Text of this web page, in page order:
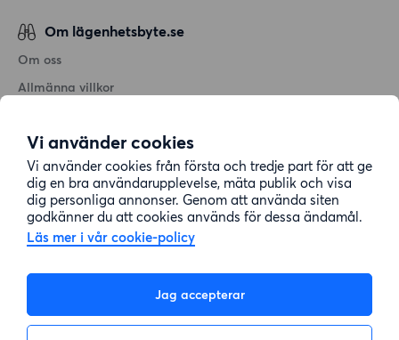
Vi använder cookies
Vi använder cookies från första och tredje part för att ge
dig en bra användarupplevelse, mäta publik och visa
dig personliga annonser. Genom att använda siten
godkänner du att cookies används för dessa ändamål.
Läs mer i vår cookie-policy
Jag accepterar
Om lägenhetsbyte.se
Om oss
Allmänna villkor
Cookiepolicy
Sitemap
Kundtjänst